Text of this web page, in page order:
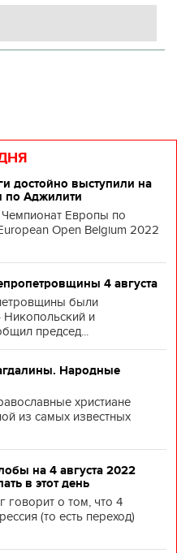
достойно выступили на
по Аджилити
Европы по
Open Belgium 2022
4 августа
были
и
председ...
Народные
христиане
из самых известных
на 4 августа 2022
в этот день
говорит о том, что 4
(то есть переход)